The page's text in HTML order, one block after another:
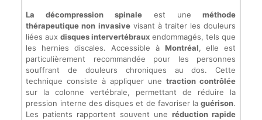
La décompression spinaleest uneméthode
thérapeutique non invasivevisant à traiter les douleurs
liées auxdisques intervertébraux endommagés, tels que
les hernies discales. Accessible à Montréal, elle est
particulièrement recommandée pour les personnes
souffrant de douleurs chroniques au dos. Cette
technique consiste à appliquer unetraction contrôlée
sur la colonne vertébrale, permettant de réduire la
pression interne des disques et de favoriser laguérison.
Les patients rapportent souvent uneréduction rapide